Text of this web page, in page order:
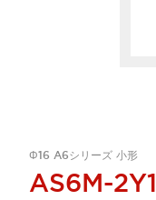
Φ16 A6シリーズ 小形
AS6M-2Y1